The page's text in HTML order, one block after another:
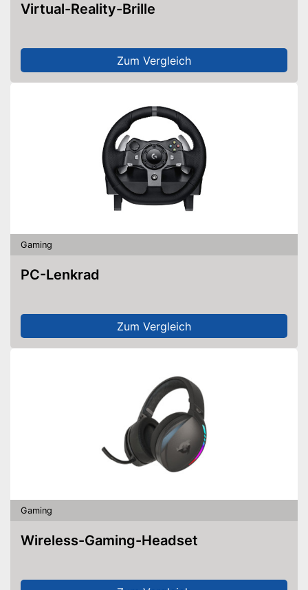
Virtual-Reality-Brille
Zum Vergleich
Gaming
PC-Lenkrad
Zum Vergleich
Gaming
Wireless-Gaming-Headset